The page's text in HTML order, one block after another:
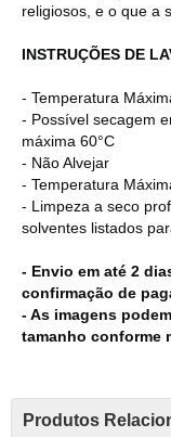
religiosos, e o que a
INSTRUÇÕES DE
- Temperatura
- Possível secagem
máxima 60°C
- Não Alvejar
- Temperatura
- Limpeza a seco
solventes listados
- Envio em até 2
confirmação de
- As imagens
tamanho conforme
Produtos